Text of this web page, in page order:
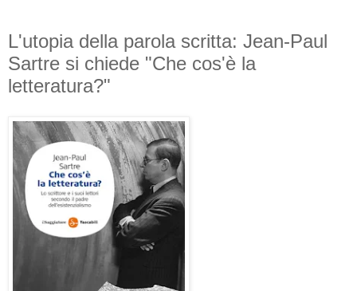
L'utopia della parola scritta: Jean-Paul
Sartre si chiede "Che cos'è la
letteratura?"